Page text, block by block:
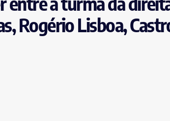
Rogério Lisboa,